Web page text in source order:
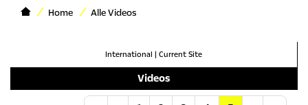
Home Alle Videos
International | Current Site
Videos